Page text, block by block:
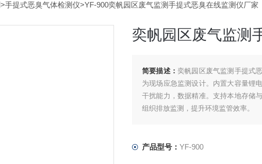
>手提式恶臭气体检测仪>YF-900奕帆园区废气监测手提式恶臭在线监测仪厂家
奕帆园区废气监测
简要描述： 奕帆园区废气监测手提式
为现场应急监测设计。内置大容量锂
干扰能力，数据精准。支持本地存储
组织排放监测，提升环境监管效率。
产品型号： YF-900